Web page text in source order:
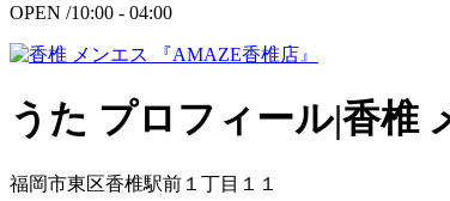
OPEN /10:00 - 04:00
うた プロフィール|香椎
福岡市東区香椎駅前１丁目１１